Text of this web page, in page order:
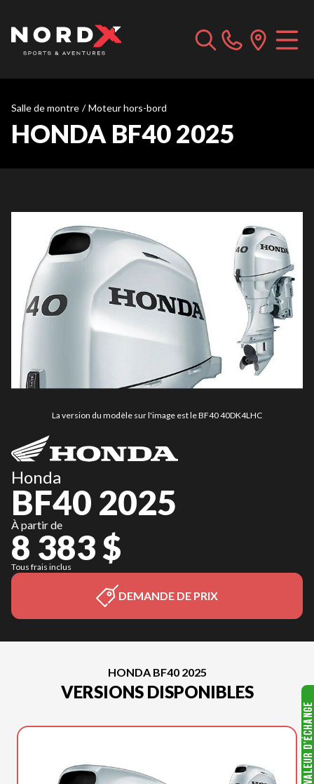
Salle de montre / Moteur hors-bord
HONDA BF40 2025
La version du modèle sur l'image est le BF40 40DK4LHC
Honda
BF40 2025
À partir de
8 383 $
Tous frais inclus
DEMANDE DE PRIX
HONDA BF40 2025
VERSIONS DISPONIBLES